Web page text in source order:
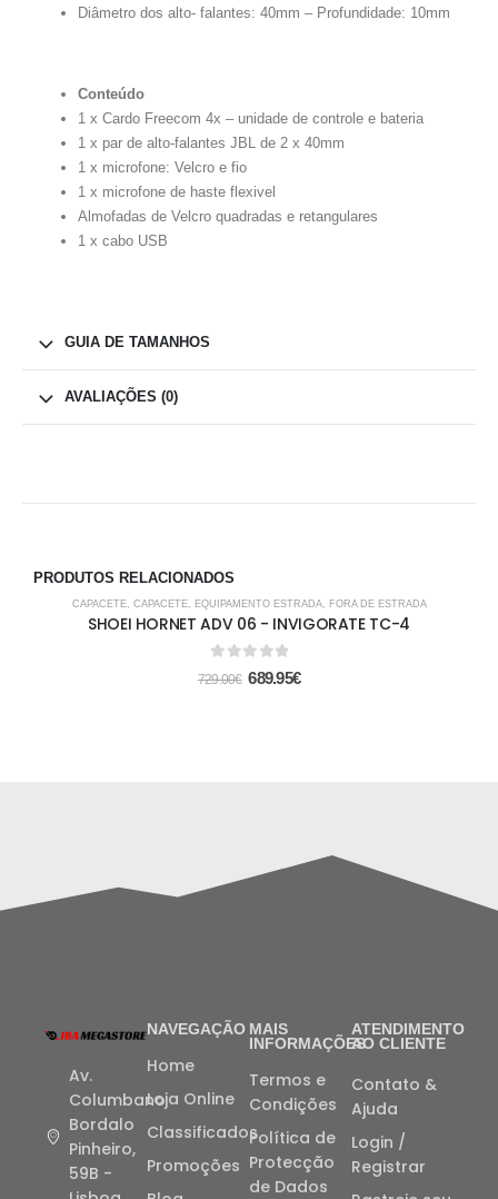
Diâmetro dos alto- falantes: 40mm – Profundidade: 10mm
Conteúdo
1 x Cardo Freecom 4x – unidade de controle e bateria
1 x par de alto-falantes JBL de 2 x 40mm
1 x microfone: Velcro e fio
1 x microfone de haste flexivel
Almofadas de Velcro quadradas e retangulares
1 x cabo USB
GUIA DE TAMANHOS
AVALIAÇÕES (0)
PRODUTOS RELACIONADOS
CAPACETE, CAPACETE, EQUIPAMENTO ESTRADA, FORA DE ESTRADA
SHOEI HORNET ADV 06 - INVIGORATE TC-4
out of 5
729.00€ 689.95€
Av.
Columbano
Bordalo
Pinheiro,
59B -
NAVEGAÇÃO
Home
Loja Online
Classificados
Promoções
MAIS
INFORMAÇÕES
Termos e
Condições
Política de
Protecção
de Dados
ATENDIMENTO
AO CLIENTE
Contato &
Ajuda
Login /
Registrar